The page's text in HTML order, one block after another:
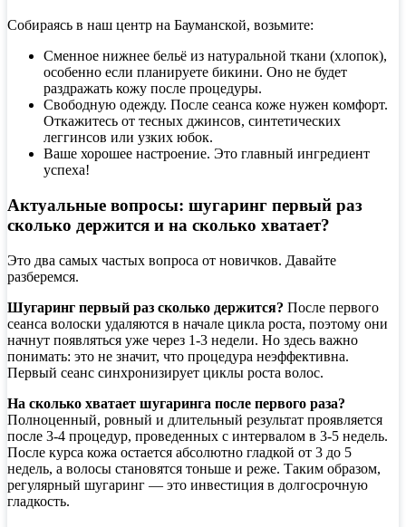
Собираясь в наш центр на Бауманской, возьмите:
Сменное нижнее бельё из натуральной ткани (хлопок),
особенно если планируете бикини. Оно не будет
раздражать кожу после процедуры.
Свободную одежду. После сеанса коже нужен комфорт.
Откажитесь от тесных джинсов, синтетических
леггинсов или узких юбок.
Ваше хорошее настроение. Это главный ингредиент
успеха!
Актуальные вопросы: шугаринг первый раз
сколько держится и на сколько хватает?
Это два самых частых вопроса от новичков. Давайте
разберемся.
Шугаринг первый раз сколько держится? После первого
сеанса волоски удаляются в начале цикла роста, поэтому они
начнут появляться уже через 1-3 недели. Но здесь важно
понимать: это не значит, что процедура неэффективна.
Первый сеанс синхронизирует циклы роста волос.
На сколько хватает шугаринга после первого раза?
Полноценный, ровный и длительный результат проявляется
после 3-4 процедур, проведенных с интервалом в 3-5 недель.
После курса кожа остается абсолютно гладкой от 3 до 5
недель, а волосы становятся тоньше и реже. Таким образом,
регулярный шугаринг — это инвестиция в долгосрочную
гладкость.